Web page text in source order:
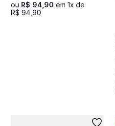
ou R$ 94 90 em 1x de
R$ 94 90